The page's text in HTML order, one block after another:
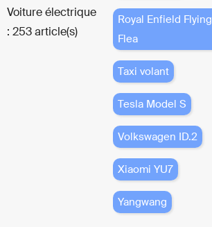
Voiture électrique
: 253 article(s)
Royal Enfield Flying
Flea
Taxi volant
Tesla Model S
Volkswagen ID.2
Xiaomi YU7
Yangwang